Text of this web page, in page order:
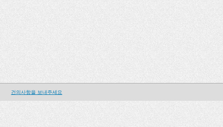
건의사항을 보내주세요